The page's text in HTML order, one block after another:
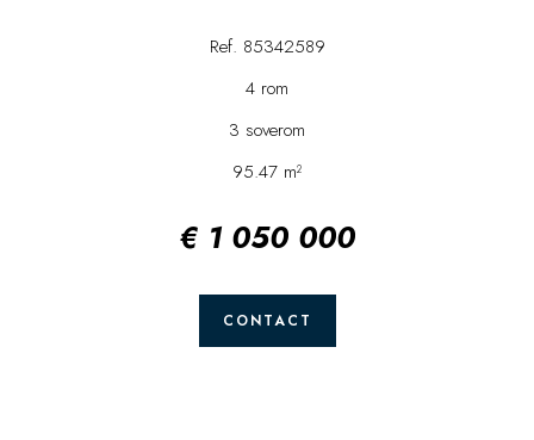
Ref. 85342589
4 rom
3 soverom
95.47 m²
€ 1 050 000
CONTACT